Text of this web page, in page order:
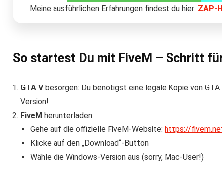
Meine ausführlichen Erfahrungen findest du hier: ZAP-
So startest Du mit FiveM – Schritt
GTA Vbesorgen: Du benötigst eine legale Kopie von
Version!
FiveM herunterladen:
Gehe auf die offizielle FiveM-Website: https://
Klicke auf den „Download“-Button
Wähle die Windows-Version aus (sorry, Mac-User!)